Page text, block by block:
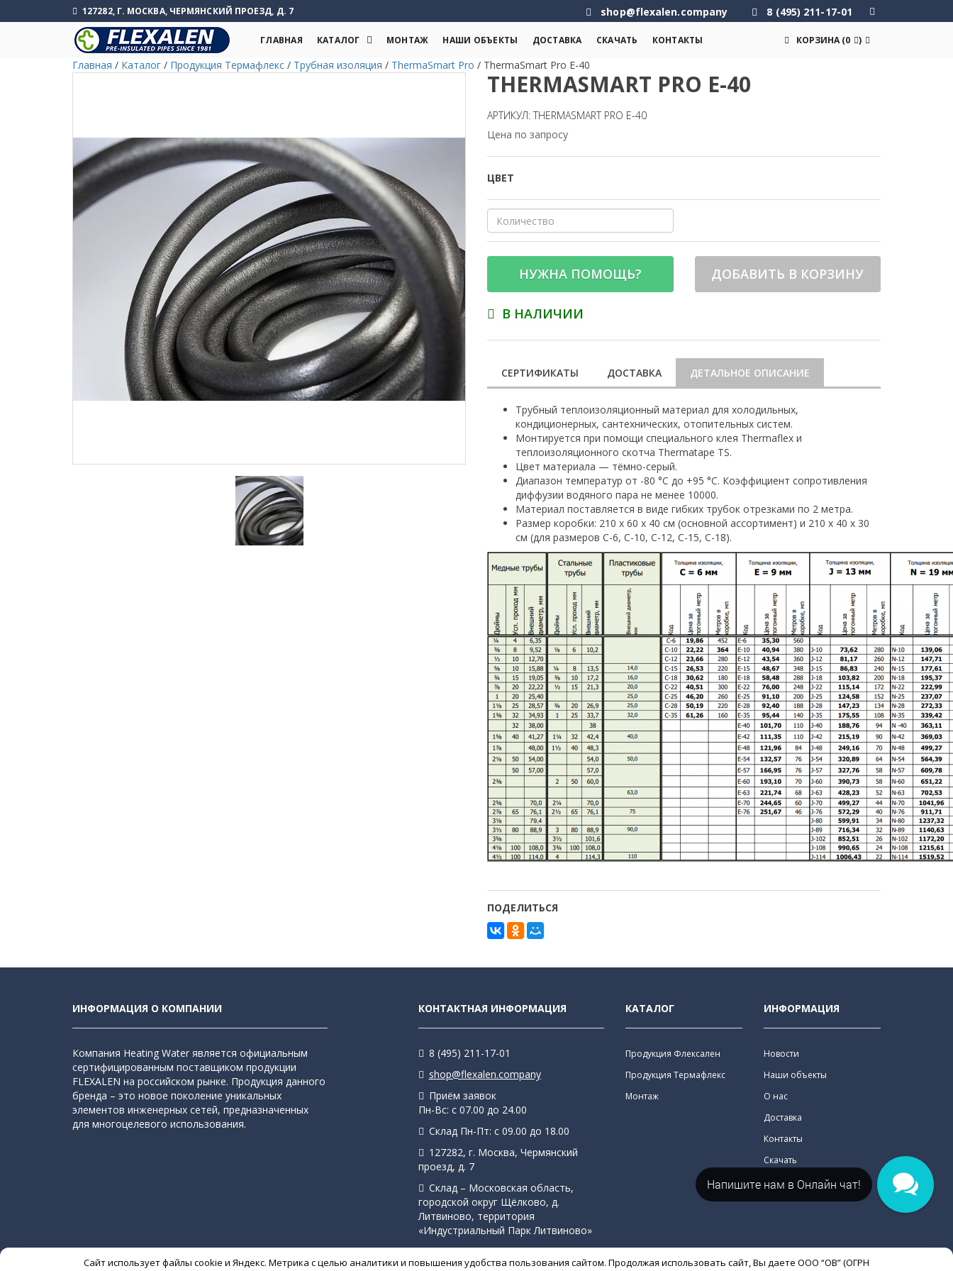
127282, Г. МОСКВА, ЧЕРМЯНСКИЙ ПРОЕЗД, Д. 7 shop@flexalen.company 8 (495) 211-17-01
ГЛАВНАЯ КАТАЛОГ МОНТАЖ НАШИ ОБЪЕКТЫ ДОСТАВКА СКАЧАТЬ КОНТАКТЫ КОРЗИНА (0 )
Главная / Каталог / Продукция Термафлекс / Трубная изоляция / ThermaSmart Pro / ThermaSmart Pro E-40
THERMASMART PRO E-40
АРТИКУЛ: THERMASMART PRO E-40
Цена по запросу
ЦВЕТ
НУЖНА ПОМОЩЬ? ДОБАВИТЬ В КОРЗИНУ
В НАЛИЧИИ
СЕРТИФИКАТЫ ДОСТАВКА ДЕТАЛЬНОЕ ОПИСАНИЕ
Трубный теплоизоляционный материал для холодильных,
кондиционерных, сантехнических, отопительных систем.
Монтируется при помощи специального клея Thermaflex и
теплоизоляционного скотча Thermatape TS.
Цвет материала — тёмно-серый.
Диапазон температур от -80 °С до +95 °С. Коэффициент сопротивления
диффузии водяного пара не менее 10000.
Материал поставляется в виде гибких трубок отрезками по 2 метра.
Размер коробки: 210 х 60 х 40 см (основной ассортимент) и 210 х 40 х 30
см (для размеров С-6, С-10, С-12, С-15, С-18).
ПОДЕЛИТЬСЯ
ИНФОРМАЦИЯ О КОМПАНИИ
Компания Heating Water является официальным
сертифицированным поставщиком продукции
FLEXALEN на российском рынке. Продукция данного
бренда – это новое поколение уникальных
элементов инженерных сетей, предназначенных
для многоцелевого использования.
КОНТАКТНАЯ ИНФОРМАЦИЯ
8 (495) 211-17-01
shop@flexalen.company
Приём заявок
Пн-Вс: с 07.00 до 24.00
Склад Пн-Пт: с 09.00 до 18.00
127282, г. Москва, Чермянский
проезд, д. 7
Склад – Московская область,
городской округ Щёлково, д.
Литвиново, территория
«Индустриальный Парк Литвиново»
КАТАЛОГ
Продукция Флексален
Продукция Термафлекс
Монтаж
ИНФОРМАЦИЯ
Новости
Наши объекты
О нас
Доставка
Контакты
Скачать
Сайт использует файлы cookie и Яндекс. Метрика с целью аналитики и повышения удобства пользования сайтом. Продолжая использовать сайт, Вы даете ООО “ОВ” (ОГРН
Напишите нам в Онлайн чат!